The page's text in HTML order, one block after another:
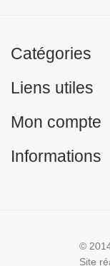
Catégories
Liens utiles
Mon compte
Informations
©
Site